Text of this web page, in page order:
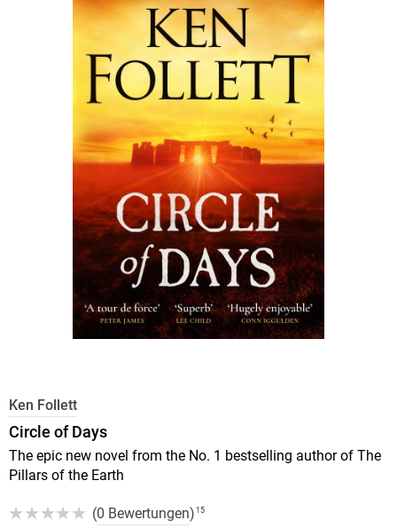
Ken Follett
Circle of Days
The epic new novel from the No. 1 bestselling author of The
Pillars of the Earth
(0 Bewertungen) 15